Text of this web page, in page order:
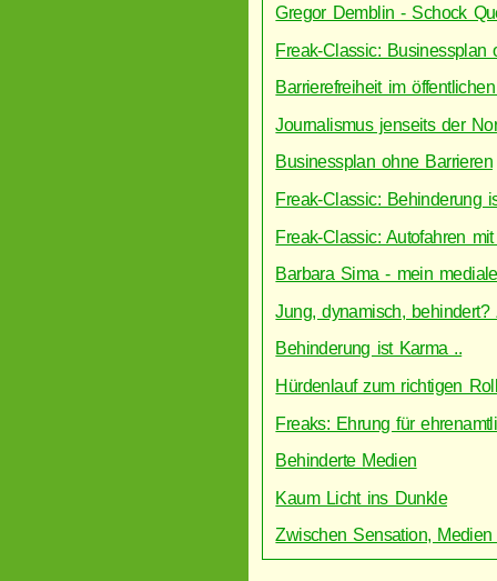
Gregor Demblin - Schock
Freak-Classic: Businessplan
Barrierefreiheit im
Journalismus jenseits der
Businessplan ohne Barrieren
Freak-Classic: Behinderung
Freak-Classic: Autofahren
Barbara Sima - mein
Jung, dynamisch,
Behinderung ist Karma ..
Hürdenlauf zum richtigen
Freaks: Ehrung für
Behinderte Medien
Kaum Licht ins Dunkle
Zwischen Sensation,